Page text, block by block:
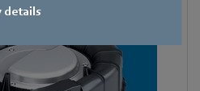
details